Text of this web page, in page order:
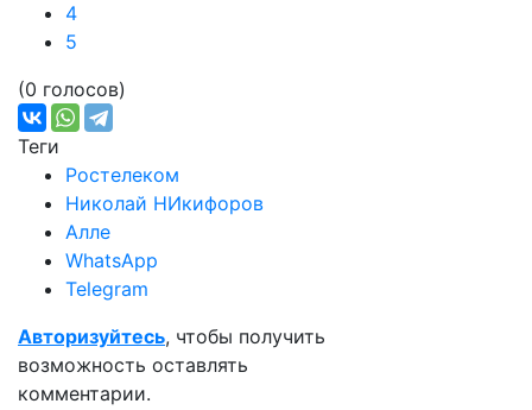
4
5
(0 голосов)
Теги
Ростелеком
Николай НИкифоров
Алле
WhatsApp
Telegram
Авторизуйтесь, чтобы получить
возможность оставлять
комментарии.